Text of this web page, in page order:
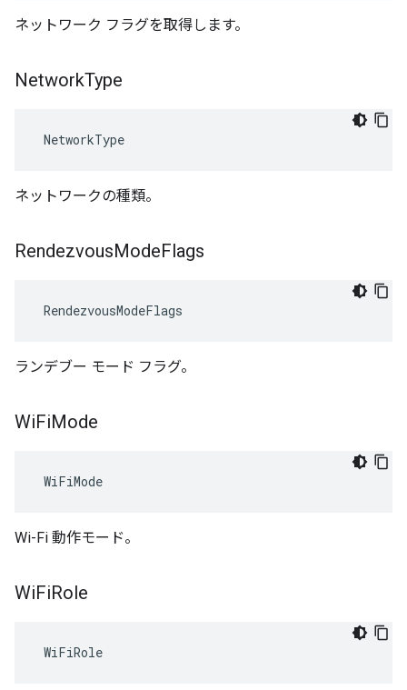
ネットワーク フラグを取得します。
NetworkType
NetworkType
ネットワークの種類。
RendezvousModeFlags
RendezvousModeFlags
ランデブー モード フラグ。
WiFiMode
WiFiMode
Wi-Fi 動作モード。
WiFiRole
WiFiRole